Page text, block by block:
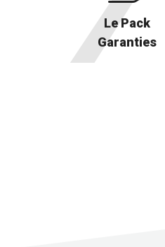
Le Pack
Garanties